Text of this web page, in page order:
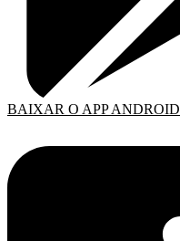
BAIXAR O APP ANDROID